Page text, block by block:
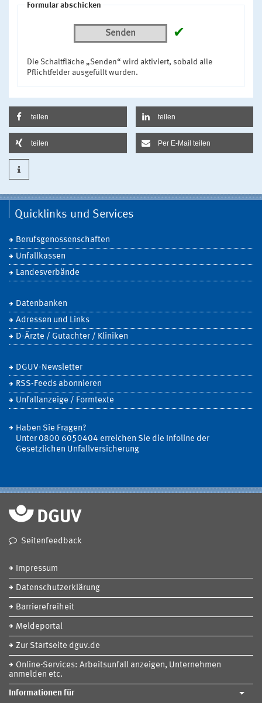
Formular abschicken
Senden ✔
Die Schaltfläche „Senden“ wird aktiviert, sobald alle
Pflichtfelder ausgefüllt wurden.
teilen teilen
teilen Per E-Mail teilen
Quicklinks und Services
Berufsgenossenschaften
Unfallkassen
Landesverbände
Datenbanken
Adressen und Links
D-Ärzte / Gutachter / Kliniken
DGUV-Newsletter
RSS-Feeds abonnieren
Unfallanzeige / Formtexte
Haben Sie Fragen?
Unter 0800 6050404 erreichen Sie die Infoline der
Gesetzlichen Unfallversicherung
Seitenfeedback
Impressum
Datenschutzerklärung
Barrierefreiheit
Meldeportal
Zur Startseite dguv.de
Online-Services: Arbeitsunfall anzeigen, Unternehmen
anmelden etc.
Informationen für